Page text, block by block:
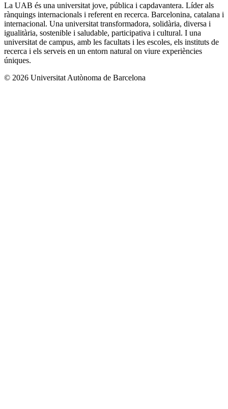
La UAB és una universitat jove, pública i capdavantera. Líder als
rànquings internacionals i referent en recerca. Barcelonina, catalana i
internacional. Una universitat transformadora, solidària, diversa i
igualitària, sostenible i saludable, participativa i cultural. I una
universitat de campus, amb les facultats i les escoles, els instituts de
recerca i els serveis en un entorn natural on viure experiències
úniques.
© 2026 Universitat Autònoma de Barcelona